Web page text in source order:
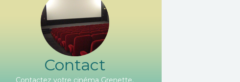
Contact
Contactez votre cinéma Grenette,